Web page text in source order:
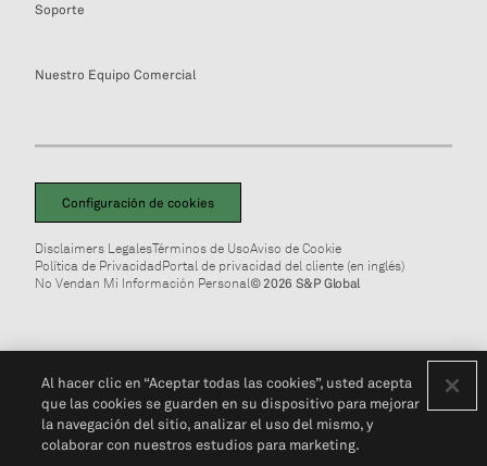
Soporte
Nuestro Equipo Comercial
Configuración de cookies
Disclaimers LegalesTérminos de UsoAviso de Cookie
Política de PrivacidadPortal de privacidad del cliente (en inglés)
No Vendan Mi Información Personal© 2026 S&P Global
Al hacer clic en “Aceptar todas las cookies”, usted acepta
que las cookies se guarden en su dispositivo para mejorar
la navegación del sitio, analizar el uso del mismo, y
colaborar con nuestros estudios para marketing.